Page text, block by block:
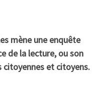
mène une enquête
de la lecture, ou son
citoyennes et citoyens.